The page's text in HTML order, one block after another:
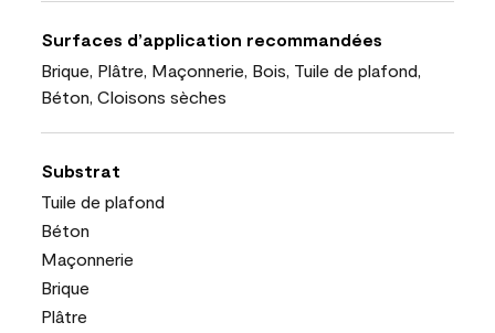
Surfaces d’application recommandées
Brique, Plâtre, Maçonnerie, Bois, Tuile de plafond,
Béton, Cloisons sèches
Substrat
Tuile de plafond
Béton
Maçonnerie
Brique
Plâtre